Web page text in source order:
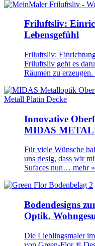
Friluftsliv:
Lebensgefühl
Friluftsliv:
Friluftsliv geht es
Räumen zu
Innovative
MIDAS
Für viele Wünsche
uns riesig, dass wir
Sufaces nun… mehr »
Bodendesigns
Optik.
Die Lieblingsmaler